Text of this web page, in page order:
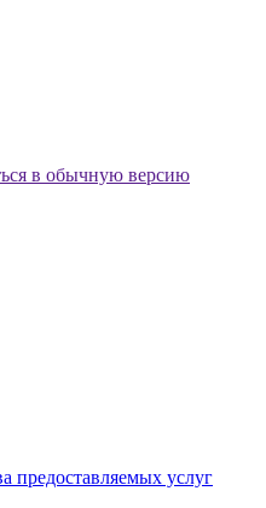
в обычную версию
предоставляемых услуг